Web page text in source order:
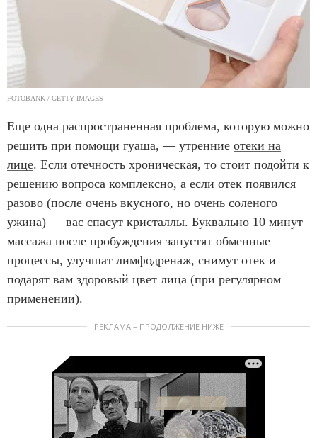
FOTOBANK / GETTY IMAGES
Еще одна распространенная проблема, которую можно
решить при помощи гуаша, — утренние отеки на
лице. Если отечность хроническая, то стоит подойти к
решению вопроса комплексно, а если отек появился
разово (после очень вкусного, но очень соленого
ужина) — вас спасут кристаллы. Буквально 10 минут
массажа после пробуждения запустят обменные
процессы, улучшат лимфодренаж, снимут отек и
подарят вам здоровый цвет лица (при регулярном
применении).
РЕКЛАМА – ПРОДОЛЖЕНИЕ НИЖЕ